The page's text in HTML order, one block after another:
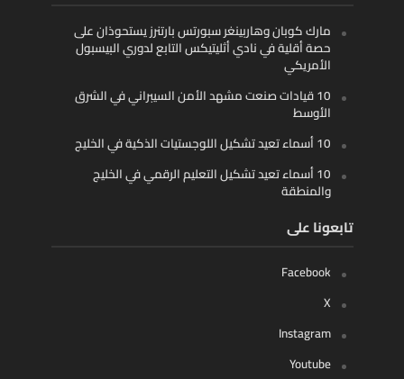
مارك كوبان وهاربينغر سبورتس بارتنرز يستحوذان على
حصة أقلية في نادي أثليتيكس التابع لدوري البيسبول
الأمريكي
10 قيادات صنعت مشهد الأمن السيبراني في الشرق
الأوسط
10 أسماء تعيد تشكيل اللوجستيات الذكية في الخليج
10 أسماء تعيد تشكيل التعليم الرقمي في الخليج
والمنطقة
تابعونا على
Facebook
X
Instagram
Youtube